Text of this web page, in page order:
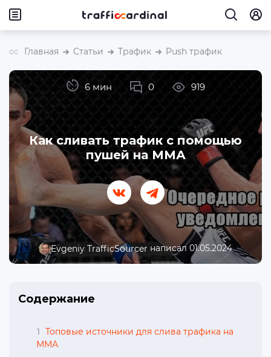
Главная Статьи Трафик Push трафик
Evgeniy TrafficSourcer написал 01.05.2024
Как сливать трафик с помощью
пушей на ММА
6 мин 0 919
Содержание
1 Топовые источники для слива трафика на
ММА